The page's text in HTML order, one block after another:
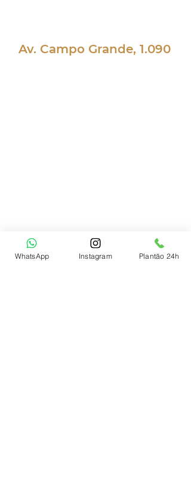
Av. Campo Grande, 1.090
WhatsApp Instagram Plantão 24h